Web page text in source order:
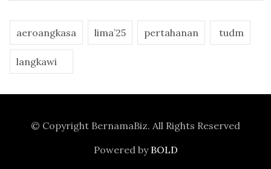
aeroangkasa lima’25 pertahanan tudm
langkawi
© Copyright BernamaBiz. All Rights Reserved
Powered by BOLD